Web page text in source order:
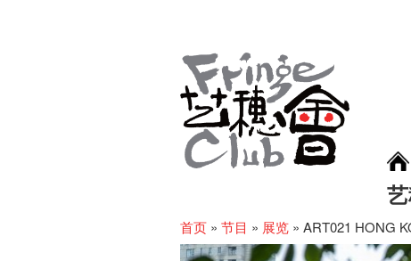
首页 » 节目 » 展览 » ART021 HONG